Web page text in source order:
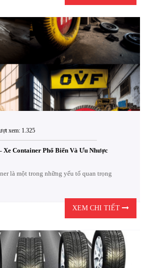
xem: 1.325
Container Phổ Biến Và Ưu Nhược
là một trong những yếu tố quan trọng
XEM CHI TIẾT